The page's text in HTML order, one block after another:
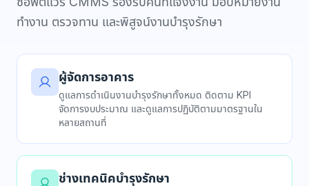
ทำงาน ตรวจทาน และพิสูจน์งานบำรุงรักษา
ผู้จัดการอาคาร
ดูแลการดำเนินงานบำรุงรักษาทั้งหมด ติดตาม KPI
จัดการงบประมาณ และดูแลการปฏิบัติตามมาตรฐานใน
หลายสถานที่
ช่างเทคนิคบำรุงรักษา